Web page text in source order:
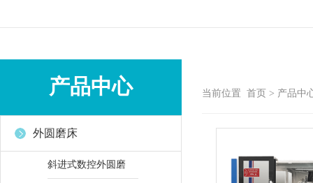
产品中心
外圆磨床
斜进式数控外圆磨
当前位置 首页 > 产品中